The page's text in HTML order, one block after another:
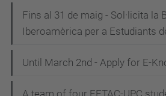
Fins al 31 de maig - Sol·licita la
Iberoamèrica per a Estudiants
Until March 2nd - Apply for E-